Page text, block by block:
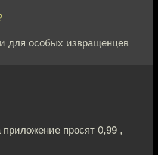
для особых извращенцев
просят 0,99 ,